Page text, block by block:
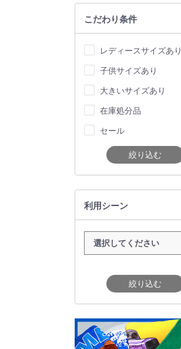
こだわり条件
レディースサイズあり
子供サイズあり
大きいサイズあり
在庫処分品
セール
絞り込む
利用シーン
絞り込む